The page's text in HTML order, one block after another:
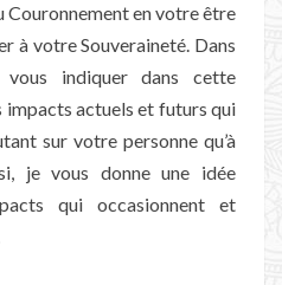
Couronnement en votre être
à votre Souveraineté. Dans
vous indiquer dans cette
actuels et futurs qui
sur votre personne qu’à
je vous donne une idée
qui occasionnent et